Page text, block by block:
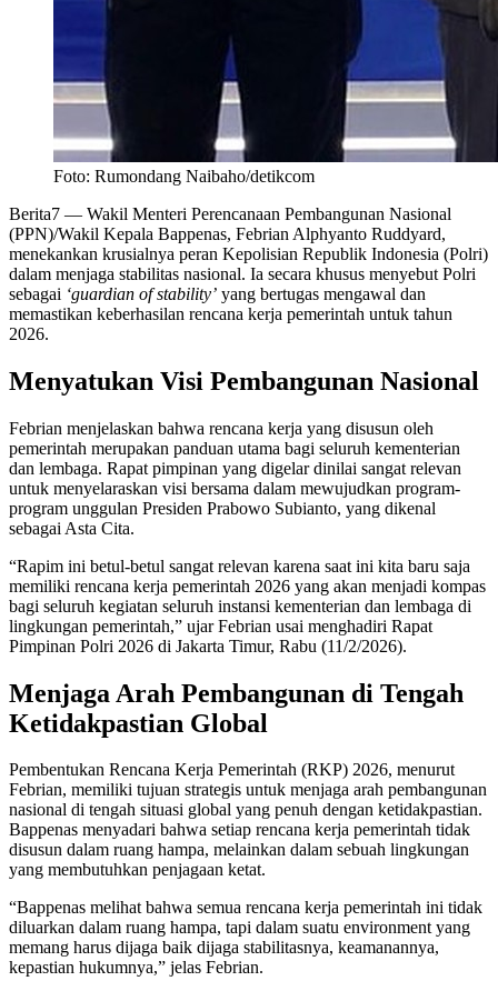
Foto: Rumondang Naibaho/detikcom
Berita7 — Wakil Menteri Perencanaan Pembangunan Nasional
(PPN)/Wakil Kepala Bappenas, Febrian Alphyanto Ruddyard,
menekankan krusialnya peran Kepolisian Republik Indonesia (Polri)
dalam menjaga stabilitas nasional. Ia secara khusus menyebut Polri
sebagai ‘guardian of stability’ yang bertugas mengawal dan
memastikan keberhasilan rencana kerja pemerintah untuk tahun
2026.
Menyatukan Visi Pembangunan Nasional
Febrian menjelaskan bahwa rencana kerja yang disusun oleh
pemerintah merupakan panduan utama bagi seluruh kementerian
dan lembaga. Rapat pimpinan yang digelar dinilai sangat relevan
untuk menyelaraskan visi bersama dalam mewujudkan program-
program unggulan Presiden Prabowo Subianto, yang dikenal
sebagai Asta Cita.
“Rapim ini betul-betul sangat relevan karena saat ini kita baru saja
memiliki rencana kerja pemerintah 2026 yang akan menjadi kompas
bagi seluruh kegiatan seluruh instansi kementerian dan lembaga di
lingkungan pemerintah,” ujar Febrian usai menghadiri Rapat
Pimpinan Polri 2026 di Jakarta Timur, Rabu (11/2/2026).
Menjaga Arah Pembangunan di Tengah
Ketidakpastian Global
Pembentukan Rencana Kerja Pemerintah (RKP) 2026, menurut
Febrian, memiliki tujuan strategis untuk menjaga arah pembangunan
nasional di tengah situasi global yang penuh dengan ketidakpastian.
Bappenas menyadari bahwa setiap rencana kerja pemerintah tidak
disusun dalam ruang hampa, melainkan dalam sebuah lingkungan
yang membutuhkan penjagaan ketat.
“Bappenas melihat bahwa semua rencana kerja pemerintah ini tidak
diluarkan dalam ruang hampa, tapi dalam suatu environment yang
memang harus dijaga baik dijaga stabilitasnya, keamanannya,
kepastian hukumnya,” jelas Febrian.